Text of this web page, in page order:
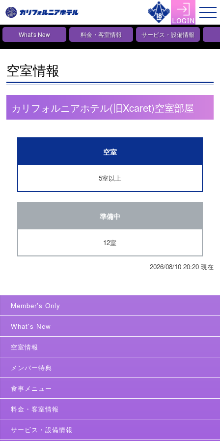
What's New 料金・客室情報 サービス・設備情報
空室情報
カリフォルニアホテル(旧Xcaret)空室部屋
空室
5室以上
準備中
12室
2026/08/10 20:20 現在
Member's Only
What's New
空室情報
メンバー特典
食事メニュー
料金・客室情報
サービス・設備情報